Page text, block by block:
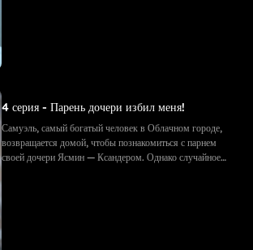
4 серия - Парень дочери избил меня!
Самуэль, самый богатый человек в Облачном городе,
возвращается домой, чтобы познакомиться с парнем
своей дочери Ясмин — Ксандером. Однако случайное
самый «незнакомец» и есть Самуэль!